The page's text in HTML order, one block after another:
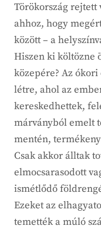
Törökország
ahhoz, hogy
között – a
Hiszen ki költözne
közepére? Az
létre, ahol az
kereskedhettek,
márványból emelt
mentén,
Csak akkor álltak
elmocsarasodott
ismétlődő
Ezeket az
temették a múló